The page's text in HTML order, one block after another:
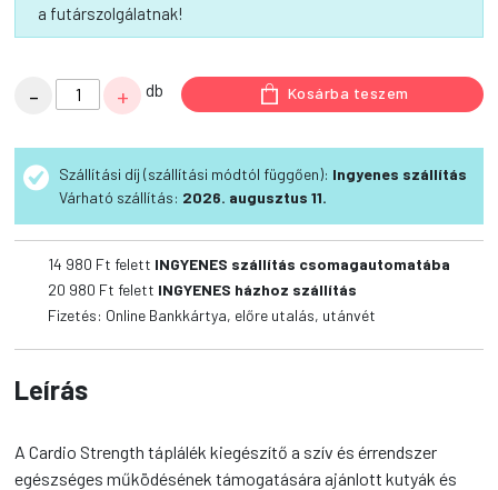
a futárszolgálatnak!
-
Vetri
Cardio
kapszula
90x
mennyiség
+ db Kosárba teszem
Szállítási díj (szállítási módtól függően): Ingyenes szállítás
Várható szállítás: 2026. augusztus 11.
14 980 Ft felett INGYENES szállítás csomagautomatába
20 980 Ft felett INGYENES házhoz szállítás
Fizetés: Online Bankkártya, előre utalás, utánvét
Leírás
A Cardio Strength táplálék kiegészítő a szív és érrendszer
egészséges működésének támogatására ajánlott kutyák és